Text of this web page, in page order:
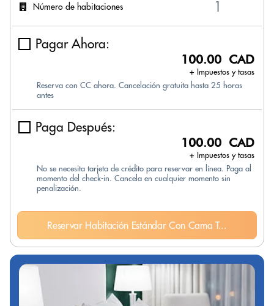
Número de habitaciones
Pagar Ahora:
100.00 CAD
+ Impuestos y tasas
Reserva con CC ahora. Cancelación gratuita hasta 25 horas
antes
Paga Después:
100.00 CAD
+ Impuestos y tasas
No se necesita tarjeta de crédito para reservar en línea. Paga al
momento del check-in. Cancela en cualquier momento sin
penalización.
Reservar Habitación Estándar Con Cama T...